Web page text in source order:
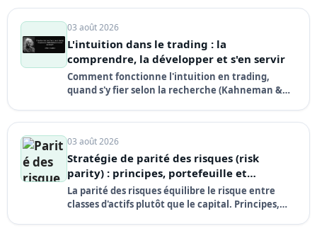
03 août 2026
L'intuition dans le trading : la
comprendre, la développer et s'en servir
Comment fonctionne l'intuition en trading,
quand s'y fier selon la recherche (Kahneman &
03 août 2026
Stratégie de parité des risques (risk
parity) : principes, portefeuille et
variantes
La parité des risques équilibre le risque entre
classes d'actifs plutôt que le capital. Principes,